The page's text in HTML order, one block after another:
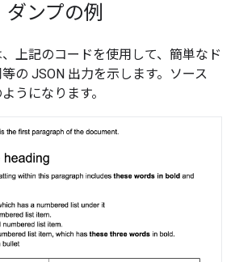
ダンプの例
上記のコードを使用して、簡単なド
の JSON 出力を示します。ソース
うになります。